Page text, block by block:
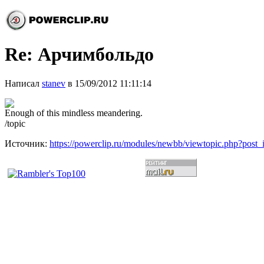
Re: Арчимбольдо
Написал stanev в 15/09/2012 11:11:14
Enough of this mindless meandering.
/topic
Источник: https://powerclip.ru/modules/newbb/